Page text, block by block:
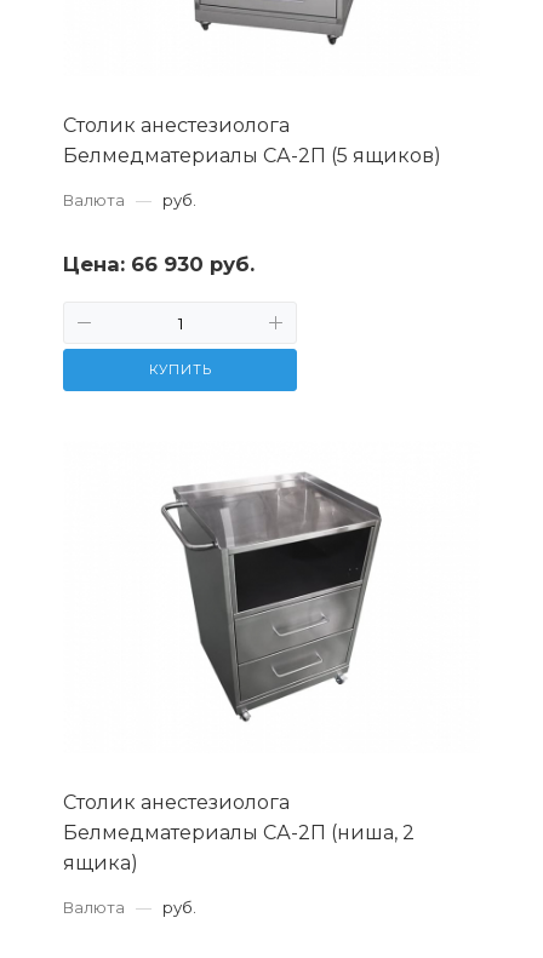
Столик анестезиолога
Белмедматериалы СА-2П (5 ящиков)
Валюта — руб.
Цена: 66 930 руб.
КУПИТЬ
Столик анестезиолога
Белмедматериалы СА-2П (ниша, 2
ящика)
Валюта — руб.